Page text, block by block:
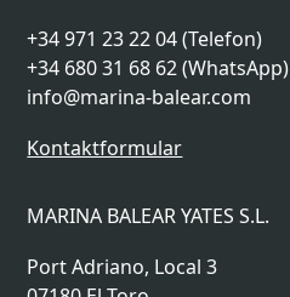
+34 971 23 22 04 (Telefon)
+34 680 31 68 62 (WhatsApp)
info@marina-balear.com
Kontaktformular
MARINA BALEAR YATES S.L.
Port Adriano, Local 3